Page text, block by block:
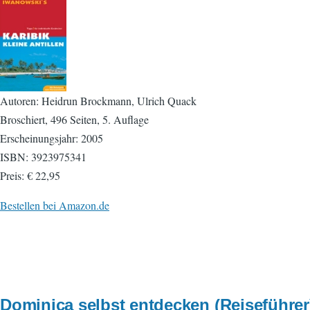
Autoren: Heidrun Brockmann, Ulrich Quack
Broschiert, 496 Seiten, 5. Auflage
Erscheinungsjahr: 2005
ISBN: 3923975341
Preis: € 22,95
Bestellen bei Amazon.de
Dominica selbst entdecken